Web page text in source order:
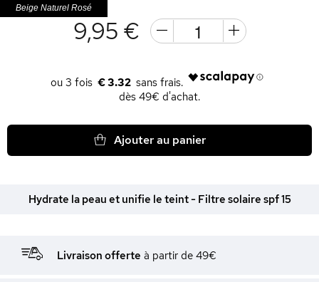
9,95 €
€ 3.32
dès 49€ d'achat.
Ajouter au panier
Hydrate la peau et unifie le teint - Filtre solaire spf 15
Livraison offerte à partir de 49€
Beige Naturel Rosé